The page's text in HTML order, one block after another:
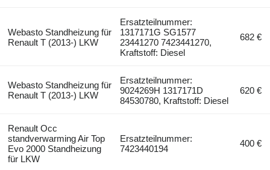
Webasto Standheizung für
Renault T (2013-) LKW
Ersatzteilnummer:
1317171G SG1577
23441270 7423441270,
Kraftstoff: Diesel
682 €
Webasto Standheizung für
Renault T (2013-) LKW
Ersatzteilnummer:
9024269H 1317171D
84530780, Kraftstoff: Diesel
620 €
Renault Occ
standverwarming Air Top
Evo 2000 Standheizung
für LKW
Ersatzteilnummer:
7423440194
400 €